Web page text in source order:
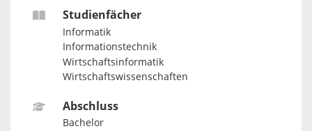
Studienfächer
Informatik
Informationstechnik
Wirtschaftsinformatik
Wirtschaftswissenschaften
Abschluss
Bachelor